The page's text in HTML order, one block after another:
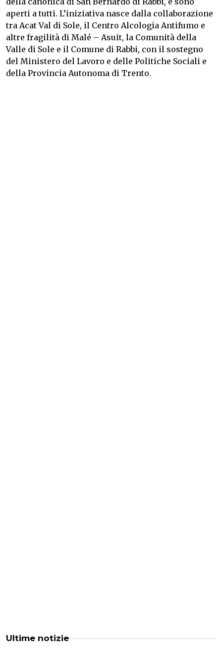
aperti a tutti. L’iniziativa nasce dalla collaborazione
tra Acat Val di Sole, il Centro Alcologia Antifumo e
altre fragilità di Malé – Asuit, la Comunità della
Valle di Sole e il Comune di Rabbi, con il sostegno
del Ministero del Lavoro e delle Politiche Sociali e
della Provincia Autonoma di Trento.
Ultime notizie